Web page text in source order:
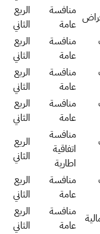
منافسة
عامة
الربع
الثاني
منافسة
عامة
الربع
الثاني
منافسة
عامة
الربع
الثاني
منافسة
عامة
الربع
الثاني
منافسة
اتفاقية
اطارية
الربع
الثاني
منافسة
عامة
الربع
الثاني
منافسة
عامة
الربع
الثاني